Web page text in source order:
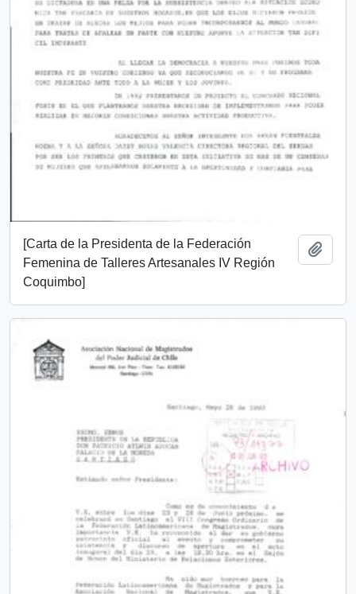
[Carta de la Presidenta de la Federación
Femenina de Talleres Artesanales IV Región
Coquimbo]